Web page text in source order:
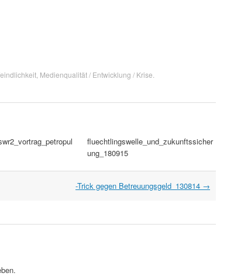
Medienqualität / Entwicklung / Krise
fluechtlingswelle_und_zukunftssicher
ung_180915
-Trick gegen Betreuungsgeld_130814 →